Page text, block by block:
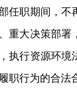
任职期间 ，
重大决策部署
执行资源环
职行为的合法